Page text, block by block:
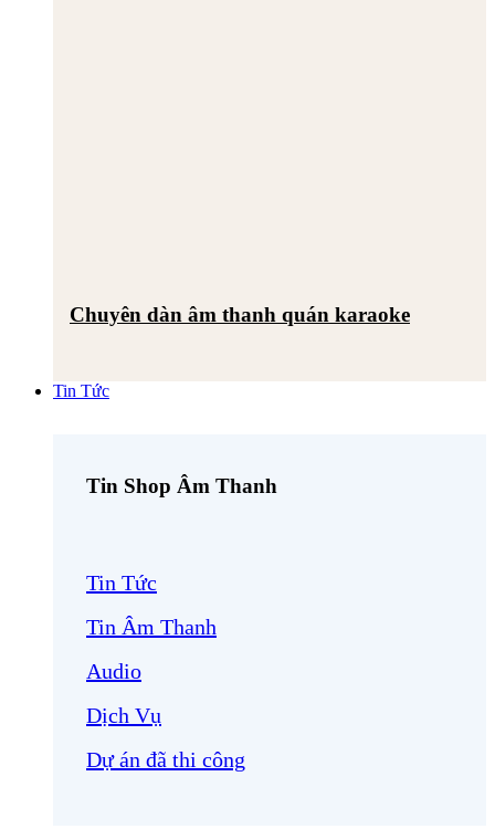
Chuyên dàn âm thanh quán karaoke
Tin Tức
Tin Shop Âm Thanh
Tin Tức
Tin Âm Thanh
Audio
Dịch Vụ
Dự án đã thi công